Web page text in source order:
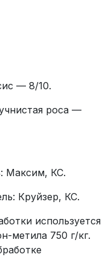
— 8/10.
роса —
Максим, КС.
Круйзер, КС.
используется
метила 750 г/кг.